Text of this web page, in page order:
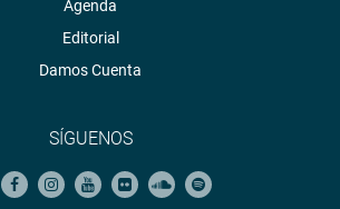
Agenda
Editorial
Damos Cuenta
SÍGUENOS